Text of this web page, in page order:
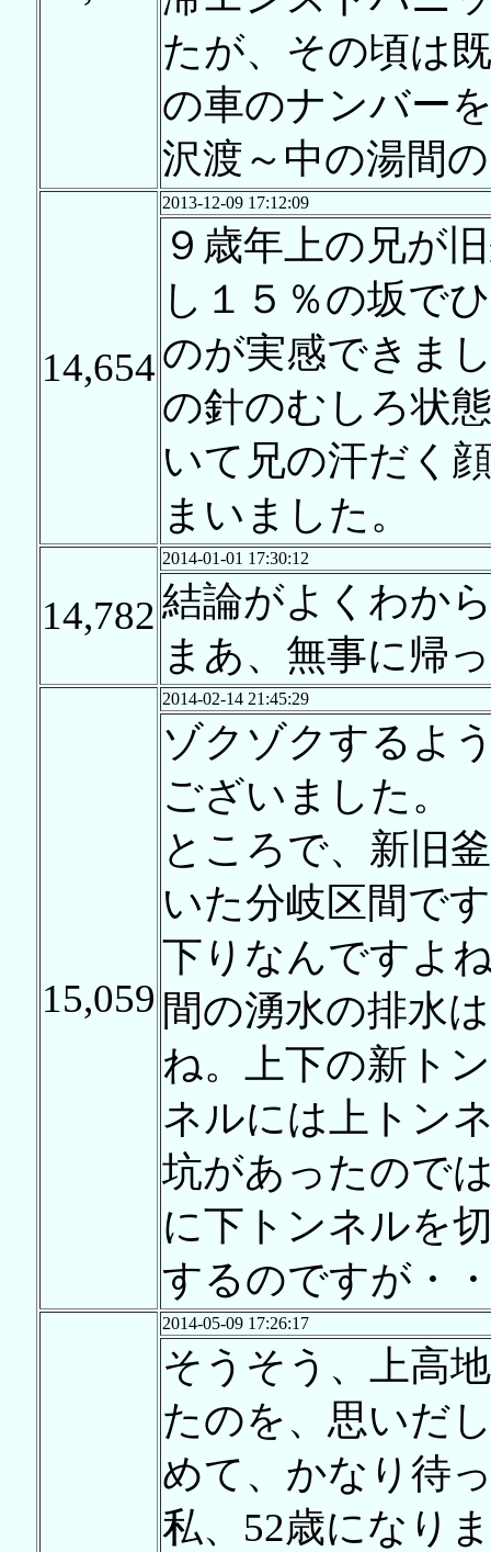
たが、その頃は
の車のナンバー
沢渡～中の湯間
14,654
2013-12-09 17:12:09
９歳年上の兄が
し１５％の坂で
のが実感できま
の針のむしろ状
いて兄の汗だく
まいました。
14,782
2014-01-01 17:30:12
結論がよくわか
まあ、無事に帰
15,059
2014-02-14 21:45:29
ゾクゾクするよ
ございました。
ところで、新旧
いた分岐区間で
下りなんですよ
間の湧水の排水
ね。上下の新ト
ネルには上トン
坑があったので
に下トンネルを
するのですが・
2014-05-09 17:26:17
そうそう、上高
たのを、思いだ
めて、かなり待
私、52歳になり